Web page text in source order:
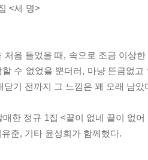
<세 명>
처음 들었을 때, 속으로 조금 이상
할 수 없었을 뿐더러, 마냥 뜬금없
닫기 전까지 그 느낌은 꽤 오래 남았
매한 정규 1집 <끝이 없네 끝이 없
유준, 기타 윤성희가 함께했다.